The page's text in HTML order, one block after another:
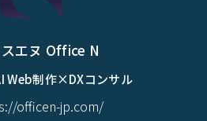
エヌ Office N
Web制作×DXコンサル
officen-jp.com/